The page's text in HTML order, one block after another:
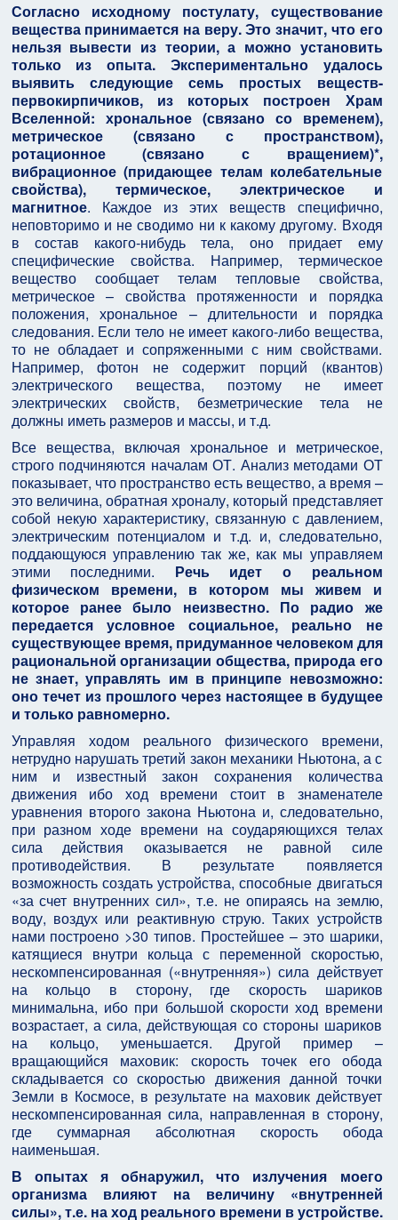
Согласно исходному постулату, существование
вещества принимается на веру. Это значит, что его
нельзя вывести из теории, а можно установить
только из опыта. Экспериментально удалось
выявить следующие семь простых веществ-
первокирпичиков, из которых построен Храм
Вселенной: хрональное (связано со временем),
метрическое (связано с пространством),
ротационное (связано с вращением)*,
вибрационное (придающее телам колебательные
свойства), термическое, электрическое и
магнитное. Каждое из этих веществ специфично,
неповторимо и не сводимо ни к какому другому. Входя
в состав какого-нибудь тела, оно придает ему
специфические свойства. Например, термическое
вещество сообщает телам тепловые свойства,
метрическое – свойства протяженности и порядка
положения, хрональное – длительности и порядка
следования. Если тело не имеет какого-либо вещества,
то не обладает и сопряженными с ним свойствами.
Например, фотон не содержит порций (квантов)
электрического вещества, поэтому не имеет
электрических свойств, безметрические тела не
должны иметь размеров и массы, и т.д.
Все вещества, включая хрональное и метрическое,
строго подчиняются началам ОТ. Анализ методами ОТ
показывает, что пространство есть вещество, а время –
это величина, обратная хроналу, который представляет
собой некую характеристику, связанную с давлением,
электрическим потенциалом и т.д. и, следовательно,
поддающуюся управлению так же, как мы управляем
этими последними. Речь идет о реальном
физическом времени, в котором мы живем и
которое ранее было неизвестно. По радио же
передается условное социальное, реально не
существующее время, придуманное человеком для
рациональной организации общества, природа его
не знает, управлять им в принципе невозможно:
оно течет из прошлого через настоящее в будущее
и только равномерно.
Управляя ходом реального физического времени,
нетрудно нарушать третий закон механики Ньютона, а с
ним и известный закон сохранения количества
движения ибо ход времени стоит в знаменателе
уравнения второго закона Ньютона и, следовательно,
при разном ходе времени на соударяющихся телах
сила действия оказывается не равной силе
противодействия. В результате появляется
возможность создать устройства, способные двигаться
«за счет внутренних сил», т.е. не опираясь на землю,
воду, воздух или реактивную струю. Таких устройств
нами построено >30 типов. Простейшее – это шарики,
катящиеся внутри кольца с переменной скоростью,
нескомпенсированная («внутренняя») сила действует
на кольцо в сторону, где скорость шариков
минимальна, ибо при большой скорости ход времени
возрастает, а сила, действующая со стороны шариков
на кольцо, уменьшается. Другой пример –
вращающийся маховик: скорость точек его обода
складывается со скоростью движения данной точки
Земли в Космосе, в результате на маховик действует
нескомпенсированная сила, направленная в сторону,
где суммарная абсолютная скорость обода
наименьшая.
В опытах я обнаружил, что излучения моего
организма влияют на величину «внутренней
силы», т.е. на ход реального времени в устройстве.